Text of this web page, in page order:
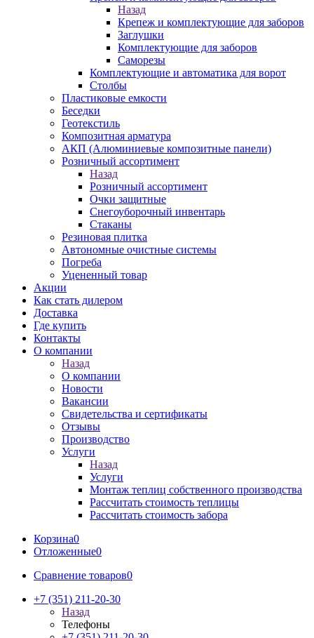
Назад
Крепеж и комплектующие для заборов
Заглушки
Комплектующие для заборов
Саморезы
Комплектующие и автоматика для ворот
Столбы
Пластиковые емкости
Беседки
Геотекстиль
Композитная арматура
АКП (Алюминиевые композитные панели)
Розничный ассортимент
Назад
Розничный ассортимент
Очки защитные
Снегоуборочный инвентарь
Стаканы
Резиновая плитка
Автономные очистные системы
Погреба
Уцененный товар
Акции
Как стать дилером
Доставка
Где купить
Контакты
О компании
Назад
О компании
Новости
Вакансии
Свидетельства и сертификаты
Отзывы
Производство
Услуги
Назад
Услуги
Монтаж теплиц собственного производства
Рассчитать стоимость теплицы
Рассчитать стоимость забора
Корзина0
Отложенные0
Сравнение товаров0
+7 (351) 211-20-30
Назад
Телефоны